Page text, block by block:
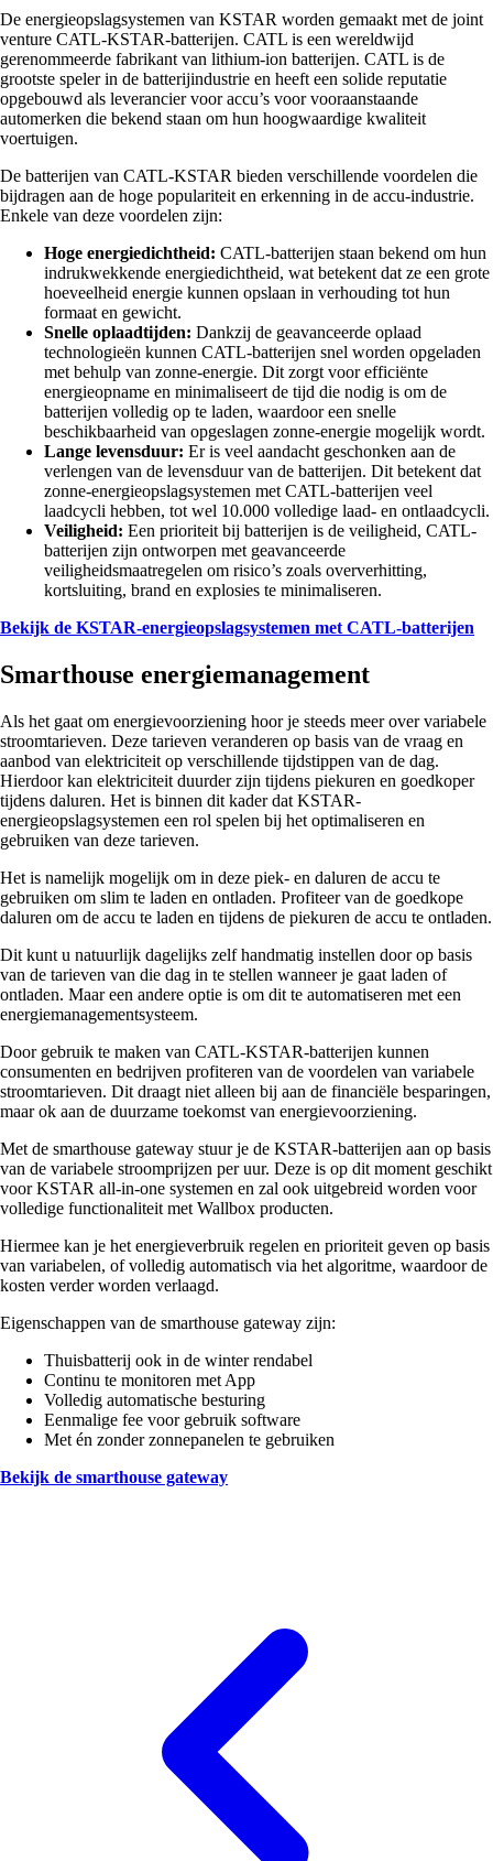
De energieopslagsystemen van KSTAR worden gemaakt met de joint
venture CATL-KSTAR-batterijen. CATL is een wereldwijd
gerenommeerde fabrikant van lithium-ion batterijen. CATL is de
grootste speler in de batterijindustrie en heeft een solide reputatie
opgebouwd als leverancier voor accu’s voor vooraanstaande
automerken die bekend staan om hun hoogwaardige kwaliteit
voertuigen.
De batterijen van CATL-KSTAR bieden verschillende voordelen die
bijdragen aan de hoge populariteit en erkenning in de accu-industrie.
Enkele van deze voordelen zijn:
Hoge energiedichtheid: CATL-batterijen staan bekend om hun
indrukwekkende energiedichtheid, wat betekent dat ze een grote
hoeveelheid energie kunnen opslaan in verhouding tot hun
formaat en gewicht.
Snelle oplaadtijden: Dankzij de geavanceerde oplaad
technologieën kunnen CATL-batterijen snel worden opgeladen
met behulp van zonne-energie. Dit zorgt voor efficiënte
energieopname en minimaliseert de tijd die nodig is om de
batterijen volledig op te laden, waardoor een snelle
beschikbaarheid van opgeslagen zonne-energie mogelijk wordt.
Lange levensduur: Er is veel aandacht geschonken aan de
verlengen van de levensduur van de batterijen. Dit betekent dat
zonne-energieopslagsystemen met CATL-batterijen veel
laadcycli hebben, tot wel 10.000 volledige laad- en ontlaadcycli.
Veiligheid: Een prioriteit bij batterijen is de veiligheid, CATL-
batterijen zijn ontworpen met geavanceerde
veiligheidsmaatregelen om risico’s zoals oververhitting,
kortsluiting, brand en explosies te minimaliseren.
Bekijk de KSTAR-energieopslagsystemen met CATL-batterijen
Smarthouse energiemanagement
Als het gaat om energievoorziening hoor je steeds meer over variabele
stroomtarieven. Deze tarieven veranderen op basis van de vraag en
aanbod van elektriciteit op verschillende tijdstippen van de dag.
Hierdoor kan elektriciteit duurder zijn tijdens piekuren en goedkoper
tijdens daluren. Het is binnen dit kader dat KSTAR-
energieopslagsystemen een rol spelen bij het optimaliseren en
gebruiken van deze tarieven.
Het is namelijk mogelijk om in deze piek- en daluren de accu te
gebruiken om slim te laden en ontladen. Profiteer van de goedkope
daluren om de accu te laden en tijdens de piekuren de accu te ontladen.
Dit kunt u natuurlijk dagelijks zelf handmatig instellen door op basis
van de tarieven van die dag in te stellen wanneer je gaat laden of
ontladen. Maar een andere optie is om dit te automatiseren met een
energiemanagementsysteem.
Door gebruik te maken van CATL-KSTAR-batterijen kunnen
consumenten en bedrijven profiteren van de voordelen van variabele
stroomtarieven. Dit draagt niet alleen bij aan de financiële besparingen,
maar ok aan de duurzame toekomst van energievoorziening.
Met de smarthouse gateway stuur je de KSTAR-batterijen aan op basis
van de variabele stroomprijzen per uur. Deze is op dit moment geschikt
voor KSTAR all-in-one systemen en zal ook uitgebreid worden voor
volledige functionaliteit met Wallbox producten.
Hiermee kan je het energieverbruik regelen en prioriteit geven op basis
van variabelen, of volledig automatisch via het algoritme, waardoor de
kosten verder worden verlaagd.
Eigenschappen van de smarthouse gateway zijn:
Thuisbatterij ook in de winter rendabel
Continu te monitoren met App
Volledig automatische besturing
Eenmalige fee voor gebruik software
Met én zonder zonnepanelen te gebruiken
Bekijk de smarthouse gateway